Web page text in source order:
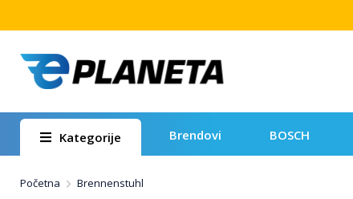
Kategorije Brendovi BOSCH
Početna Brennenstuhl